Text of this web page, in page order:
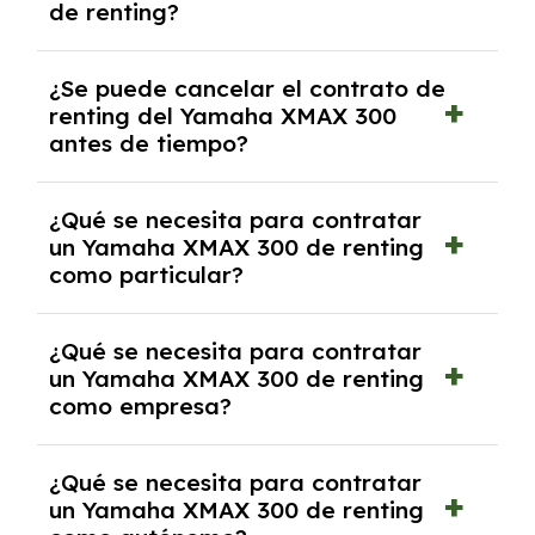
mensuales.
de renting?
tendrás que pagar ningún tipo de entrada
salvo en casos que lo exija el proveedor
debido al resultado del estudio de viabilidad
económica.
¿Se puede cancelar el contrato de
renting del Yamaha XMAX 300
antes de tiempo?
pero puede haber penalizaciones por
cancelación anticipada. Es importante revisar
las condiciones del contrato y hablar con un
experto que te asesore.
¿Qué se necesita para contratar
un Yamaha XMAX 300 de renting
como particular?
y, en algunos casos, una consulta de solvencia
crediticia y un pago inicial.
¿Qué se necesita para contratar
un Yamaha XMAX 300 de renting
como empresa?
documentación financiera y, en algunos
casos, un informe de solvencia de la empresa
¿Qué se necesita para contratar
un Yamaha XMAX 300 de renting